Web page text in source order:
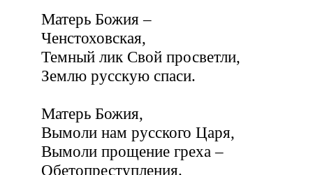
Матерь Божия –
Ченстоховская,
Темный лик Свой просветли,
Землю русскую спаси.
Матерь Божия,
Вымоли нам русского Царя,
Вымоли прощение греха –
Обетопреступления.